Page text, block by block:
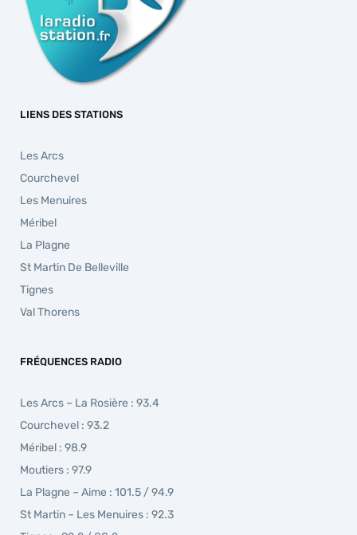
LIENS DES STATIONS
Les Arcs
Courchevel
Les Menuires
Méribel
La Plagne
St Martin De Belleville
Tignes
Val Thorens
FRÉQUENCES RADIO
Les Arcs – La Rosière : 93.4
Courchevel : 93.2
Méribel : 98.9
Moutiers : 97.9
La Plagne – Aime : 101.5 / 94.9
St Martin – Les Menuires : 92.3